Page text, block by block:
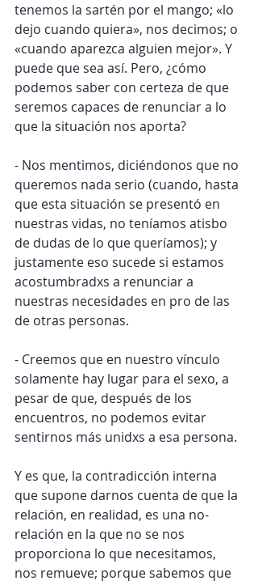
tenemos la sartén por el mango; «lo
dejo cuando quiera», nos decimos; o
«cuando aparezca alguien mejor». Y
puede que sea así. Pero, ¿cómo
podemos saber con certeza de que
seremos capaces de renunciar a lo
que la situación nos aporta?
- Nos mentimos, diciéndonos que no
queremos nada serio (cuando, hasta
que esta situación se presentó en
nuestras vidas, no teníamos atisbo
de dudas de lo que queríamos); y
justamente eso sucede si estamos
acostumbradxs a renunciar a
nuestras necesidades en pro de las
de otras personas.
- Creemos que en nuestro vínculo
solamente hay lugar para el sexo, a
pesar de que, después de los
encuentros, no podemos evitar
sentirnos más unidxs a esa persona.
Y es que, la contradicción interna
que supone darnos cuenta de que la
relación, en realidad, es una no-
relación en la que no se nos
proporciona lo que necesitamos,
nos remueve; porque sabemos que